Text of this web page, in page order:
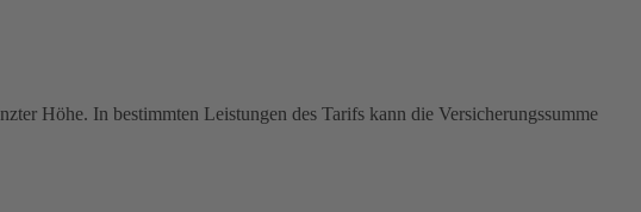
Höhe. In bestimmten Leistungen des Tarifs kann die Versicherungssumme